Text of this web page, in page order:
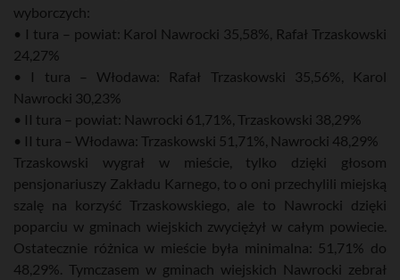
wyborczych:
• I tura – powiat: Karol Nawrocki 35,58%, Rafał Trzaskowski
24,27%
• I tura – Włodawa: Rafał Trzaskowski 35,56%, Karol
Nawrocki 30,23%
• II tura – powiat: Nawrocki 61,71%, Trzaskowski 38,29%
• II tura – Włodawa: Trzaskowski 51,71%, Nawrocki 48,29%
Trzaskowski wygrał w mieście, tylko dzięki głosom
pensjonariuszy Zakładu Karnego, to o oni przechylili miejską
szalę na korzyść Trzaskowskiego, ale to Nawrocki dzięki
poparciu w gminach wiejskich zwyciężył w całym powiecie.
Ostatecznie różnica w mieście była minimalna: 51,71% do
48,29%. Tymczasem w gminach wiejskich Nawrocki zebrał